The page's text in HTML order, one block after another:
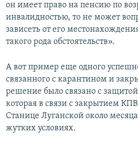
он имеет право на пенсию по
инвалидностью, то не может
зависеть от его
такого рода обстоятельств».
А вот пример еще одного
связанного с карантином и
решение было связано с
которая в связи с закрытием
Станице Луганской около
жутких условиях.